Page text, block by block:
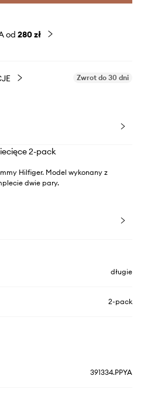
od 280 zł
Zwrot do 30 dni
2-pack
Hilfiger. Model wykonany z
dwie pary.
długie
2-pack
391334.PPYA